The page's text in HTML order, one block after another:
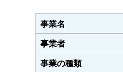
事業名
事業者
事業の種類